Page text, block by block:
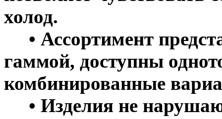
холод.
• Ассортимент
гаммой, доступны
комбинированные
• Изделия не